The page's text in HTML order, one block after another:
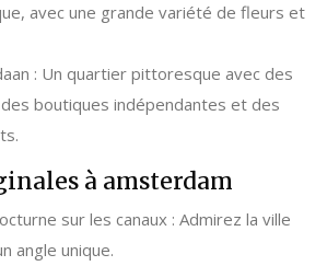
avec une grande variété de fleurs et
: Un quartier pittoresque avec des
boutiques indépendantes et des
à amsterdam
sur les canaux : Admirez la ville
angle unique.